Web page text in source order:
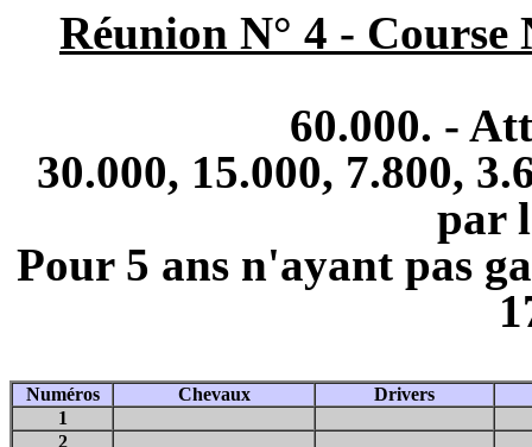
Réunion N° 4 -
60.000. -
30.000, 15.000, 7.800,
par
Pour 5 ans n'ayant pas
Numéros Chevaux
Drivers
1
2